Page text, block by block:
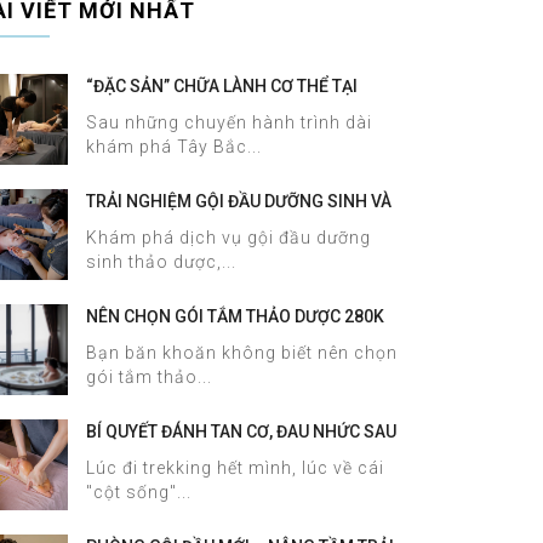
VIẾT MỚI NHẤT
“ĐẶC SẢN” CHỮA LÀNH CƠ THỂ TẠI
Sau những chuyến hành trình dài
khám phá Tây Bắc...
TRẢI NGHIỆM GỘI ĐẦU DƯỠNG SINH VÀ
MASSAGE
Khám phá dịch vụ gội đầu dưỡng
sinh thảo dược,...
NÊN CHỌN GÓI TẮM THẢO DƯỢC 280K
MASSAGE?
Bạn băn khoăn không biết nên chọn
gói tắm thảo...
BÍ QUYẾT ĐÁNH TAN CƠ, ĐAU NHỨC SAU
TẠI HALOSA SPA & MASSAGE
Lúc đi trekking hết mình, lúc về cái
"cột sống"...